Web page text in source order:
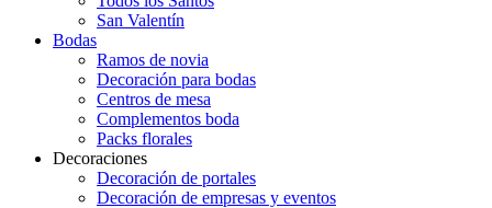
San Valentín
Bodas
Ramos de novia
Decoración para bodas
Centros de mesa
Complementos boda
Packs florales
Decoraciones
Decoración de portales
Decoración de empresas y eventos